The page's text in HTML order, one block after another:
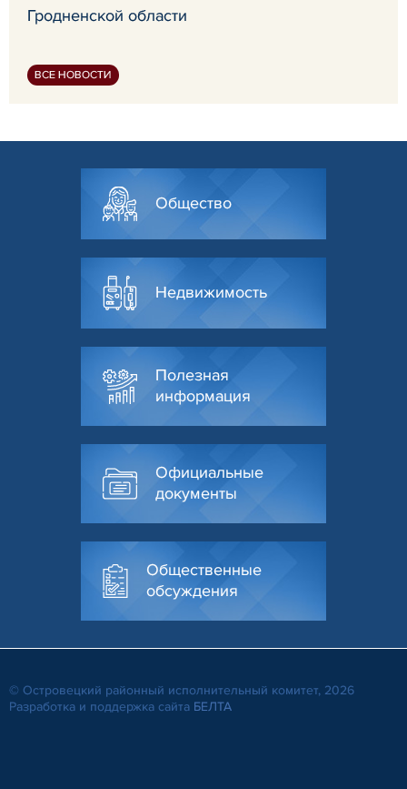
Гродненской области
ВСЕ НОВОСТИ
Общество
Недвижимость
Полезная
информация
Официальные
документы
Общественные
обсуждения
© Островецкий районный исполнительный комитет, 2026
Разработка и поддержка сайта БЕЛТА